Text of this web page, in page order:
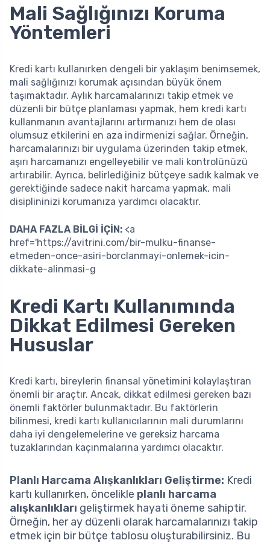
Mali Sağlığınızı Koruma
Yöntemleri
Kredi kartı kullanırken dengeli bir yaklaşım benimsemek,
mali sağlığınızı korumak açısından büyük önem
taşımaktadır. Aylık harcamalarınızı takip etmek ve
düzenli bir bütçe planlaması yapmak, hem kredi kartı
kullanmanın avantajlarını artırmanızı hem de olası
olumsuz etkilerini en aza indirmenizi sağlar. Örneğin,
harcamalarınızı bir uygulama üzerinden takip etmek,
aşırı harcamanızı engelleyebilir ve mali kontrolünüzü
artırabilir. Ayrıca, belirlediğiniz bütçeye sadık kalmak ve
gerektiğinde sadece nakit harcama yapmak, mali
disiplininizi korumanıza yardımcı olacaktır.
DAHA FAZLA BİLGİ İÇİN: <a
href='https://avitrini.com/bir-mulku-finanse-
etmeden-once-asiri-borclanmayi-onlemek-icin-
dikkate-alinmasi-g
Kredi Kartı Kullanımında
Dikkat Edilmesi Gereken
Hususlar
Kredi kartı, bireylerin finansal yönetimini kolaylaştıran
önemli bir araçtır. Ancak, dikkat edilmesi gereken bazı
önemli faktörler bulunmaktadır. Bu faktörlerin
bilinmesi, kredi kartı kullanıcılarının mali durumlarını
daha iyi dengelemelerine ve gereksiz harcama
tuzaklarından kaçınmalarına yardımcı olacaktır.
Planlı Harcama Alışkanlıkları Geliştirme: Kredi
kartı kullanırken, öncelikle planlı harcama
alışkanlıkları geliştirmek hayati öneme sahiptir.
Örneğin, her ay düzenli olarak harcamalarınızı takip
etmek için bir bütçe tablosu oluşturabilirsiniz. Bu